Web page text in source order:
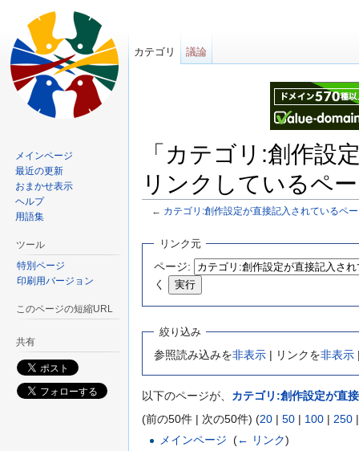
「カテゴリ:創作設
リンクしているペ
← カテゴリ:創作設定が直接記入されているペ
リンク元
ページ:
く
絞り込み
参照読み込みを非表示 | リンクを非表示
以下のページが、 カテゴリ:創作設定が直
(前の50件 | 次の50件) (20 | 50 | 100 | 250
メインページ ‎(← リンク)
カテゴリ 議論
メインページ
最近の更新
おまかせ表示
ヘルプ
用語集
ツール
特別ページ
印刷用バージョン
このページの短縮URL
共有